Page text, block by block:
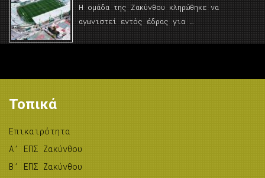
Η ομάδα της Ζακύνθου κληρώθηκε να
αγωνιστεί εντός έδρας για …
Τοπικά
Επικαιρότητα
A’ ΕΠΣ Ζακύνθου
B’ ΕΠΣ Ζακύνθου